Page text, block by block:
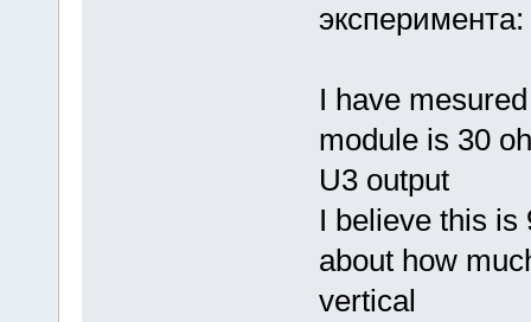
эксперимента:
I have
module is 30
U3 output
I believe this is
about how
vertical